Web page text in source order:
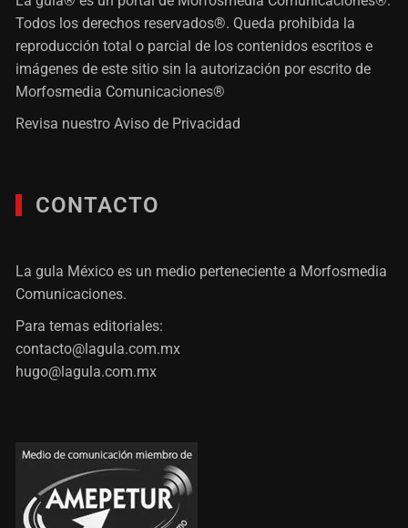
Todos los derechos reservados®. Queda prohibida la
reproducción total o parcial de los contenidos escritos e
imágenes de este sitio sin la autorización por escrito de
Morfosmedia Comunicaciones®
Revisa nuestroAviso de Privacidad
CONTACTO
La gula México es un medio perteneciente a Morfosmedia
Comunicaciones.
Para temas editoriales:
contacto@lagula.com.mx
hugo@lagula.com.mx